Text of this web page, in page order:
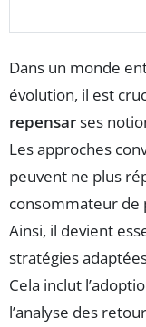
Dans un monde
évolution, il est
repensarses
Les approches
peuvent ne plus
consommateur de
Ainsi, il devient
stratégies
Cela inclut
l’analyse des